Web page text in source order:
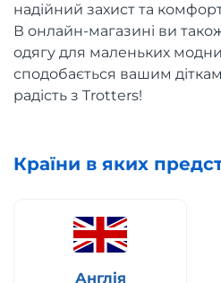
надійний захист та
В онлайн-магазині ви
одягу для маленьких
сподобається вашим
радість з Trotters!
Країни в яких
Англія